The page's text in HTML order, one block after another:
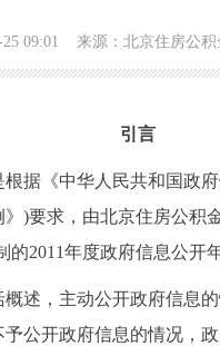
机构职能
政策解读
09:01 来源：北京住房公
引言
《中华人民共和国政府
》)要求，由北京住房公积
的2011年度政府信息公开
，主动公开政府信息的
公开政府信息的情况，